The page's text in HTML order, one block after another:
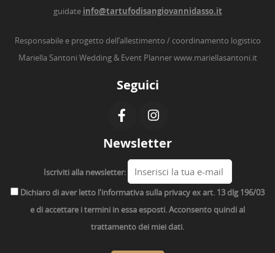
guidate info@tartufodisangiovannidasso.it
Responsabile e progetto dell’allestimento / coordinamento logistico
Mariella Santoni Wedding & Event Plannerwww.mariellasantoni.it
Seguici
Newsletter
Iscriviti alla newsletter:
Dichiaro di aver letto l'informativa sulla privacy ex art. 13 dlg 196/03
e di accettare i termini in essa esposti. Acconsento quindi al
trattamento dei miei dati.